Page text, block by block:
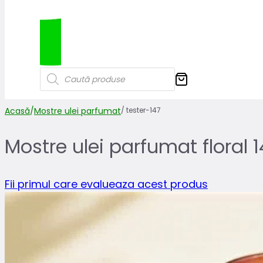
Products
search
Acasă/Mostre ulei parfumat/ tester-147
Mostre ulei parfumat floral
Fii primul care evalueaza acest produs